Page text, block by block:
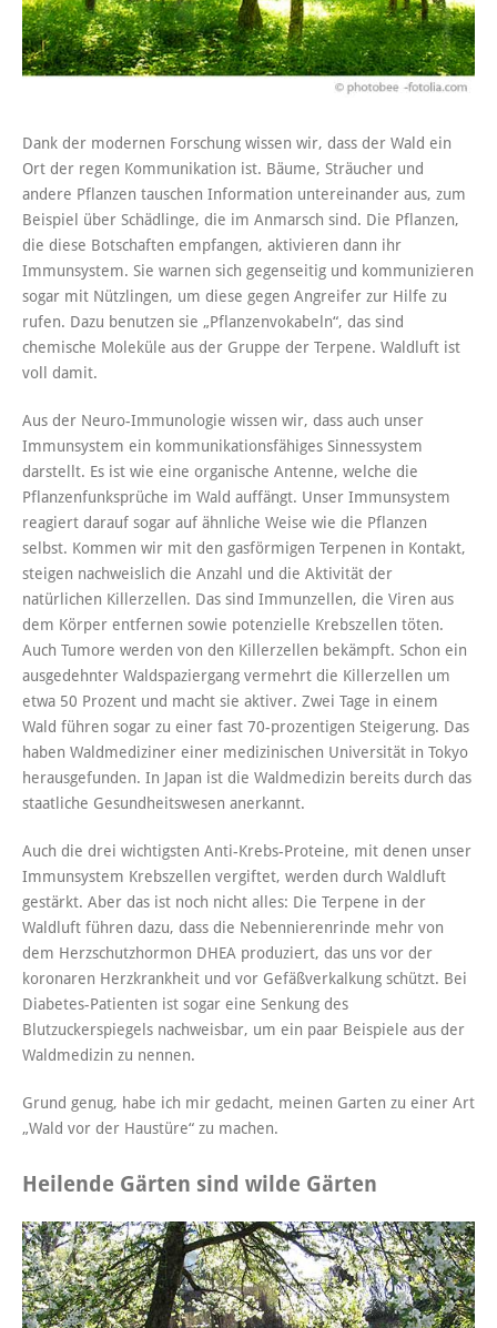
Dank der modernen Forschung wissen wir, dass der Wald ein
Ort der regen Kommunikation ist. Bäume, Sträucher und
andere Pflanzen tauschen Information untereinander aus, zum
Beispiel über Schädlinge, die im Anmarsch sind. Die Pflanzen,
die diese Botschaften empfangen, aktivieren dann ihr
Immunsystem. Sie warnen sich gegenseitig und kommunizieren
sogar mit Nützlingen, um diese gegen Angreifer zur Hilfe zu
rufen. Dazu benutzen sie „Pflanzenvokabeln“, das sind
chemische Moleküle aus der Gruppe der Terpene. Waldluft ist
voll damit.
Aus der Neuro-Immunologie wissen wir, dass auch unser
Immunsystem ein kommunikationsfähiges Sinnessystem
darstellt. Es ist wie eine organische Antenne, welche die
Pflanzenfunksprüche im Wald auffängt. Unser Immunsystem
reagiert darauf sogar auf ähnliche Weise wie die Pflanzen
selbst. Kommen wir mit den gasförmigen Terpenen in Kontakt,
steigen nachweislich die Anzahl und die Aktivität der
natürlichen Killerzellen. Das sind Immunzellen, die Viren aus
dem Körper entfernen sowie potenzielle Krebszellen töten.
Auch Tumore werden von den Killerzellen bekämpft. Schon ein
ausgedehnter Waldspaziergang vermehrt die Killerzellen um
etwa 50 Prozent und macht sie aktiver. Zwei Tage in einem
Wald führen sogar zu einer fast 70-prozentigen Steigerung. Das
haben Waldmediziner einer medizinischen Universität in Tokyo
herausgefunden. In Japan ist die Waldmedizin bereits durch das
staatliche Gesundheitswesen anerkannt.
Auch die drei wichtigsten Anti-Krebs-Proteine, mit denen unser
Immunsystem Krebszellen vergiftet, werden durch Waldluft
gestärkt. Aber das ist noch nicht alles: Die Terpene in der
Waldluft führen dazu, dass die Nebennierenrinde mehr von
dem Herzschutzhormon DHEA produziert, das uns vor der
koronaren Herzkrankheit und vor Gefäßverkalkung schützt. Bei
Diabetes-Patienten ist sogar eine Senkung des
Blutzuckerspiegels nachweisbar, um ein paar Beispiele aus der
Waldmedizin zu nennen.
Grund genug, habe ich mir gedacht, meinen Garten zu einer Art
„Wald vor der Haustüre“ zu machen.
Heilende Gärten sind wilde Gärten